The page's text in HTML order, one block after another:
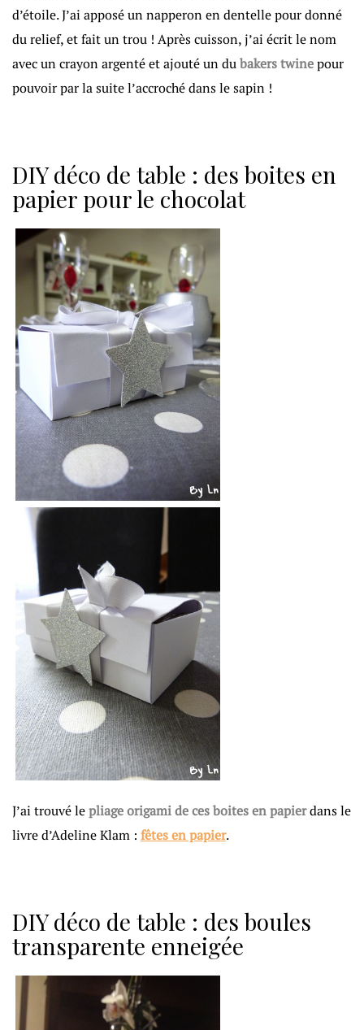
d’étoile. J’ai apposé un napperon en dentelle pour donné
du relief, et fait un trou ! Après cuisson, j’ai écrit le nom
avec un crayon argenté et ajouté un dubakers twinepour
pouvoir par la suite l’accroché dans le sapin !
DIY déco de table : des boites en
papier pour le chocolat
J’ai trouvé lepliage origami de ces boites en papierdans le
livre d’Adeline Klam : fêtes en papier.
DIY déco de table : des boules
transparente enneigée